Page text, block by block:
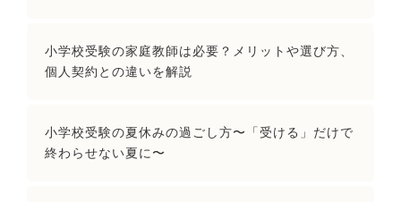
小学校受験の家庭教師は必要？メリットや選び方、
個人契約との違いを解説
小学校受験の夏休みの過ごし方〜「受ける」だけで
終わらせない夏に〜